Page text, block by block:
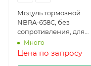
Модуль тормозной
NBRA-658C, без
сопротивления, для
ACS580
Много
Цена по запросу